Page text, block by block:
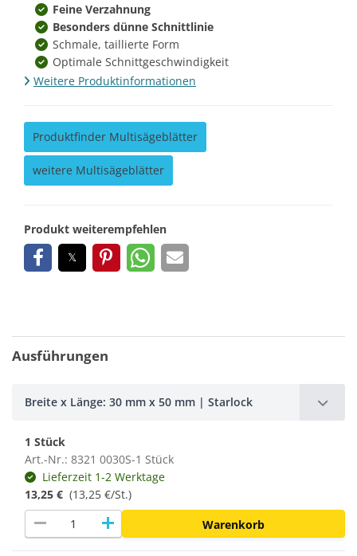
Feine Verzahnung
Besonders dünne Schnittlinie
Schmale, taillierte Form
Optimale Schnittgeschwindigkeit
Weitere Produktinformationen
Produktfinder Multisägeblätter
weitere Multisägeblätter
Produkt weiterempfehlen
Ausführungen
Breite x Länge: 30 mm x 50 mm | Starlock
1 Stück
Art.-Nr.: 8321 0030S-1 Stück
Lieferzeit 1-2 Werktage
13,25 € (13,25 €/St.)
remove add Warenkorb